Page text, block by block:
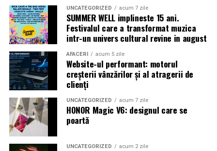
TRAILER:https://bit.ly/InPieleaMea
Site oficial:
inpieleamea.ro
Mai multe detalii, imagini de la filmări, fragmente din
film, declarații din partea actorilor și informații despre
concursuri sunt disponibile pe paginile social media ale
filmului de Facebook,Instagram,TikTok .
Adrian Pădurețu semnează imaginea filmului. De sunet
s-a ocupat Bogdan Ivanovici, de scenografie Anca
Miron, iar de costume Francisca Vass.
„În Pielea Mea”este un film produs de: CB MOTION
UNCATEGORIZED acum 7 zile
SUMMER WELL implineste 15 ani.
Festivalul care a transformat muzica
intr-un univers cultural revine in august
AFACERI acum 5 zile
Website-ul performant: motorul
creșterii vânzărilor și al atragerii de
clienți
UNCATEGORIZED acum 7 zile
HONOR Magic V6: designul care se
poartă
UNCATEGORIZED acum 2 zile